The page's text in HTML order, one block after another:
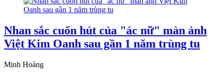
Nhan sắc cuốn hút của "ác nữ" màn ảnh
Việt Kim Oanh sau gần 1 năm trùng tu
Minh Hoàng